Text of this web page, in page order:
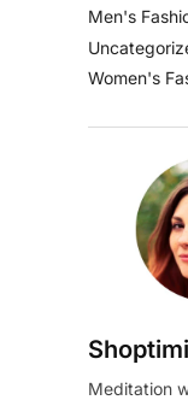
Men's
Women's
Meditation